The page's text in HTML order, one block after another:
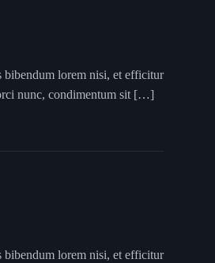
bibendum lorem nisi, et efficitur
nunc, condimentum sit […]
bibendum lorem nisi, et efficitur